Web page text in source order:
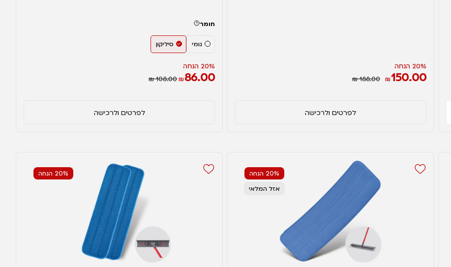
20% הנחה
₪150.00
₪ 188.00
לפרטים ולרכישה
חומר
גומי סיליקון
20% הנחה
₪86.00
₪ 108.00
לפרטים ולרכישה
20% הנחה
אזל המלאי
20% הנחה